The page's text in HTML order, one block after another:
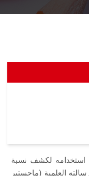
اتصل بنـا
استخدامه لكشف نسبة
العلمية (ماجستير